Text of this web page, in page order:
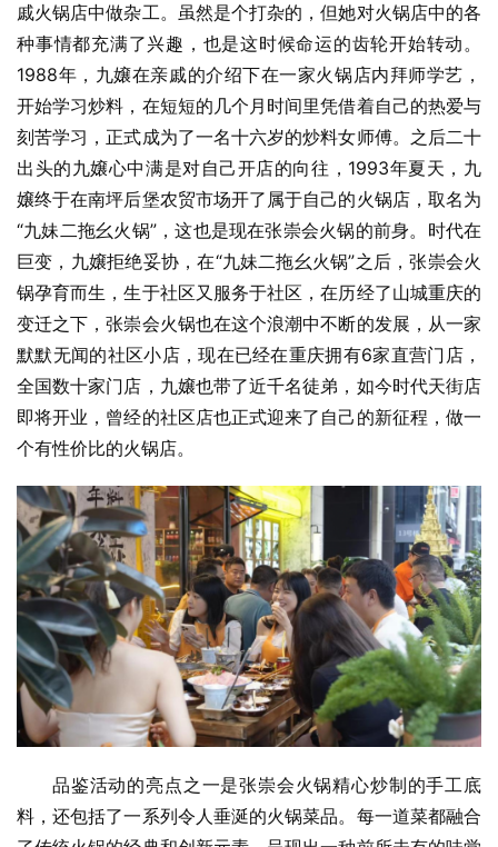
戚火锅店中做杂工。虽然是个打杂的，但她对火锅店中的各
种事情都充满了兴趣，也是这时候命运的齿轮开始转动。
1988年，九嬢在亲戚的介绍下在一家火锅店内拜师学艺，
开始学习炒料，在短短的几个月时间里凭借着自己的热爱与
刻苦学习，正式成为了一名十六岁的炒料女师傅。之后二十
出头的九嬢心中满是对自己开店的向往，1993年夏天，九
嬢终于在南坪后堡农贸市场开了属于自己的火锅店，取名为
“九妹二拖幺火锅”，这也是现在张崇会火锅的前身。时代在
巨变，九嬢拒绝妥协，在“九妹二拖幺火锅”之后，张崇会火
锅孕育而生，生于社区又服务于社区，在历经了山城重庆的
变迁之下，张崇会火锅也在这个浪潮中不断的发展，从一家
默默无闻的社区小店，现在已经在重庆拥有6家直营门店，
全国数十家门店，九嬢也带了近千名徒弟，如今时代天街店
即将开业，曾经的社区店也正式迎来了自己的新征程，做一
个有性价比的火锅店。
品鉴活动的亮点之一是张崇会火锅精心炒制的手工底
料，还包括了一系列令人垂涎的火锅菜品。每一道菜都融合